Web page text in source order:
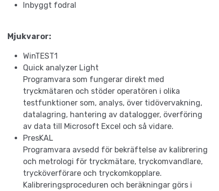
Inbyggt fodral
Mjukvaror:
WinTEST1
Quick analyzer Light
Programvara som fungerar direkt med
tryckmätaren och stöder operatören i olika
testfunktioner som, analys, över tidövervakning,
datalagring, hantering av datalogger, överföring
av data till Microsoft Excel och så vidare.
PresKAL
Programvara avsedd för bekräftelse av kalibrering
och metrologi för tryckmätare, tryckomvandlare,
trycköverförare och tryckomkopplare.
Kalibreringsproceduren och beräkningar görs i